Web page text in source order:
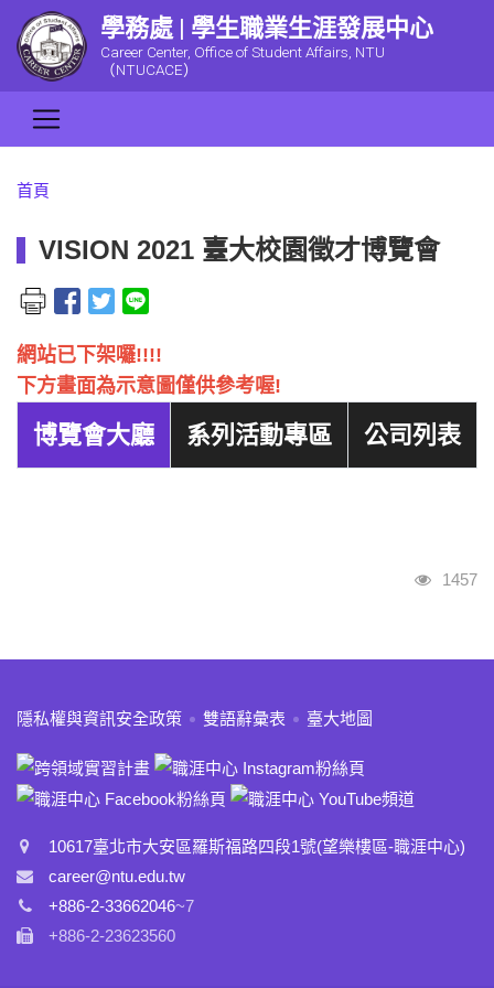
學務處 | 學生職業生涯發展中心
Career Center, Office of Student Affairs, NTU
（NTUCACE）
首頁
VISION 2021 臺大校園徵才博覽會
網站已下架囉!!!!
下方畫面為示意圖僅供參考喔!
博覽會大廳 系列活動專區 公司列表
瀏覽人
1457
:::
隱私權與資訊安全政策 雙語辭彙表 臺大地圖
10617臺北市大安區羅斯福路四段1號(望樂樓區-職涯中心)
career@ntu.edu.tw
+886-2-33662046~7
+886-2-23623560